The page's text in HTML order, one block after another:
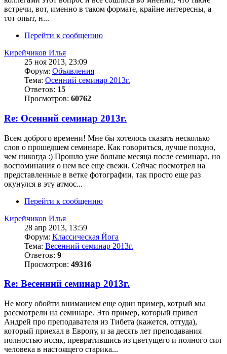
встречи, вот, именно в таком формате, крайне интересны, а
тот опыт, н...
Перейти к сообщению
Кирейчиков Илья
25 ноя 2013, 23:09
Форум: Объявления
Тема: Осенний семинар 2013г.
Ответов: 15
Просмотров: 60762
Re: Осенний семинар 2013г.
Всем доброго времени! Мне бы хотелось сказать несколько
слов о прошедшем семинаре. Как говориться, лучше поздно,
чем никогда :) Прошло уже больше месяца после семинара, но
воспоминания о нем все еще свежи. Сейчас посмотрел на
представленные в ветке фотографии, так просто еще раз
окунулся в эту атмос...
Перейти к сообщению
Кирейчиков Илья
28 апр 2013, 13:59
Форум: Классическая Йога
Тема: Весенний семинар 2013г.
Ответов: 9
Просмотров: 49316
Re: Весенний семинар 2013г.
Не могу обойти вниманием еще один пример, котрый мы
рассмотрели на семинаре. Это пример, который привел
Андрей про преподавателя из Тибета (кажется, оттуда),
который приехал в Европу, и за десять лет преподавания
полностью иссяк, превратившись из цветущего и полного сил
человека в настоящего старика...